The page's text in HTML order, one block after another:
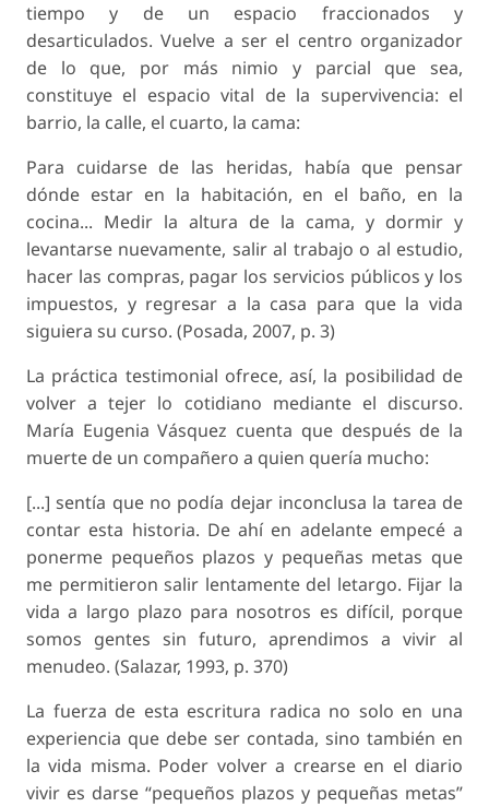
tiempo y de un espacio fraccionados y
desarticulados. Vuelve a ser el centro organizador
de lo que, por más nimio y parcial que sea,
constituye el espacio vital de la supervivencia: el
barrio, la calle, el cuarto, la cama:
Para cuidarse de las heridas, había que pensar
dónde estar en la habitación, en el baño, en la
cocina... Medir la altura de la cama, y dormir y
levantarse nuevamente, salir al trabajo o al estudio,
hacer las compras, pagar los servicios públicos y los
impuestos, y regresar a la casa para que la vida
siguiera su curso. (Posada, 2007, p. 3)
La práctica testimonial ofrece, así, la posibilidad de
volver a tejer lo cotidiano mediante el discurso.
María Eugenia Vásquez cuenta que después de la
muerte de un compañero a quien quería mucho:
[...] sentía que no podía dejar inconclusa la tarea de
contar esta historia. De ahí en adelante empecé a
ponerme pequeños plazos y pequeñas metas que
me permitieron salir lentamente del letargo. Fijar la
vida a largo plazo para nosotros es difícil, porque
somos gentes sin futuro, aprendimos a vivir al
menudeo. (Salazar, 1993, p. 370)
La fuerza de esta escritura radica no solo en una
experiencia que debe ser contada, sino también en
la vida misma. Poder volver a crearse en el diario
vivir es darse “pequeños plazos y pequeñas metas”